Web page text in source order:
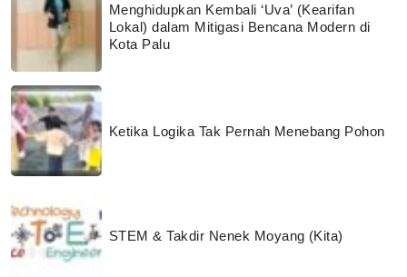
Menghidupkan Kembali ‘Uva’ (Kearifan
Lokal) dalam Mitigasi Bencana Modern di
Kota Palu
Ketika Logika Tak Pernah Menebang Pohon
STEM & Takdir Nenek Moyang (Kita)